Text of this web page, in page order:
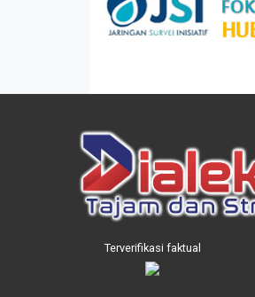
Terverifikasi faktual